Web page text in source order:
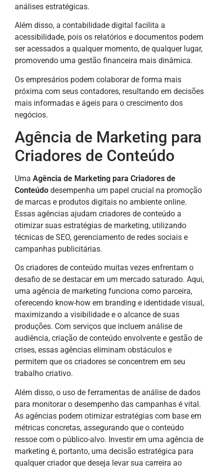
análises estratégicas.
Além disso, a contabilidade digital facilita a
acessibilidade, pois os relatórios e documentos podem
ser acessados a qualquer momento, de qualquer lugar,
promovendo uma gestão financeira mais dinâmica.
Os empresários podem colaborar de forma mais
próxima com seus contadores, resultando em decisões
mais informadas e ágeis para o crescimento dos
negócios.
Agência de Marketing para
Criadores de Conteúdo
Uma Agência de Marketing para Criadores de
Conteúdo desempenha um papel crucial na promoção
de marcas e produtos digitais no ambiente online.
Essas agências ajudam criadores de conteúdo a
otimizar suas estratégias de marketing, utilizando
técnicas de SEO, gerenciamento de redes sociais e
campanhas publicitárias.
Os criadores de conteúdo muitas vezes enfrentam o
desafio de se destacar em um mercado saturado. Aqui,
uma agência de marketing funciona como parceira,
oferecendo know-how em branding e identidade visual,
maximizando a visibilidade e o alcance de suas
produções. Com serviços que incluem análise de
audiência, criação de conteúdo envolvente e gestão de
crises, essas agências eliminam obstáculos e
permitem que os criadores se concentrem em seu
trabalho criativo.
Além disso, o uso de ferramentas de análise de dados
para monitorar o desempenho das campanhas é vital.
As agências podem otimizar estratégias com base em
métricas concretas, assegurando que o conteúdo
ressoe com o público-alvo. Investir em uma agência de
marketing é, portanto, uma decisão estratégica para
qualquer criador que deseja levar sua carreira ao